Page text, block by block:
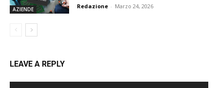
AZIENDE Redazione - Marzo 24, 2026
LEAVE A REPLY